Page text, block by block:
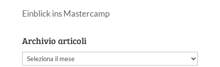
Einblick ins Mastercamp
Archivio articoli
Archivio